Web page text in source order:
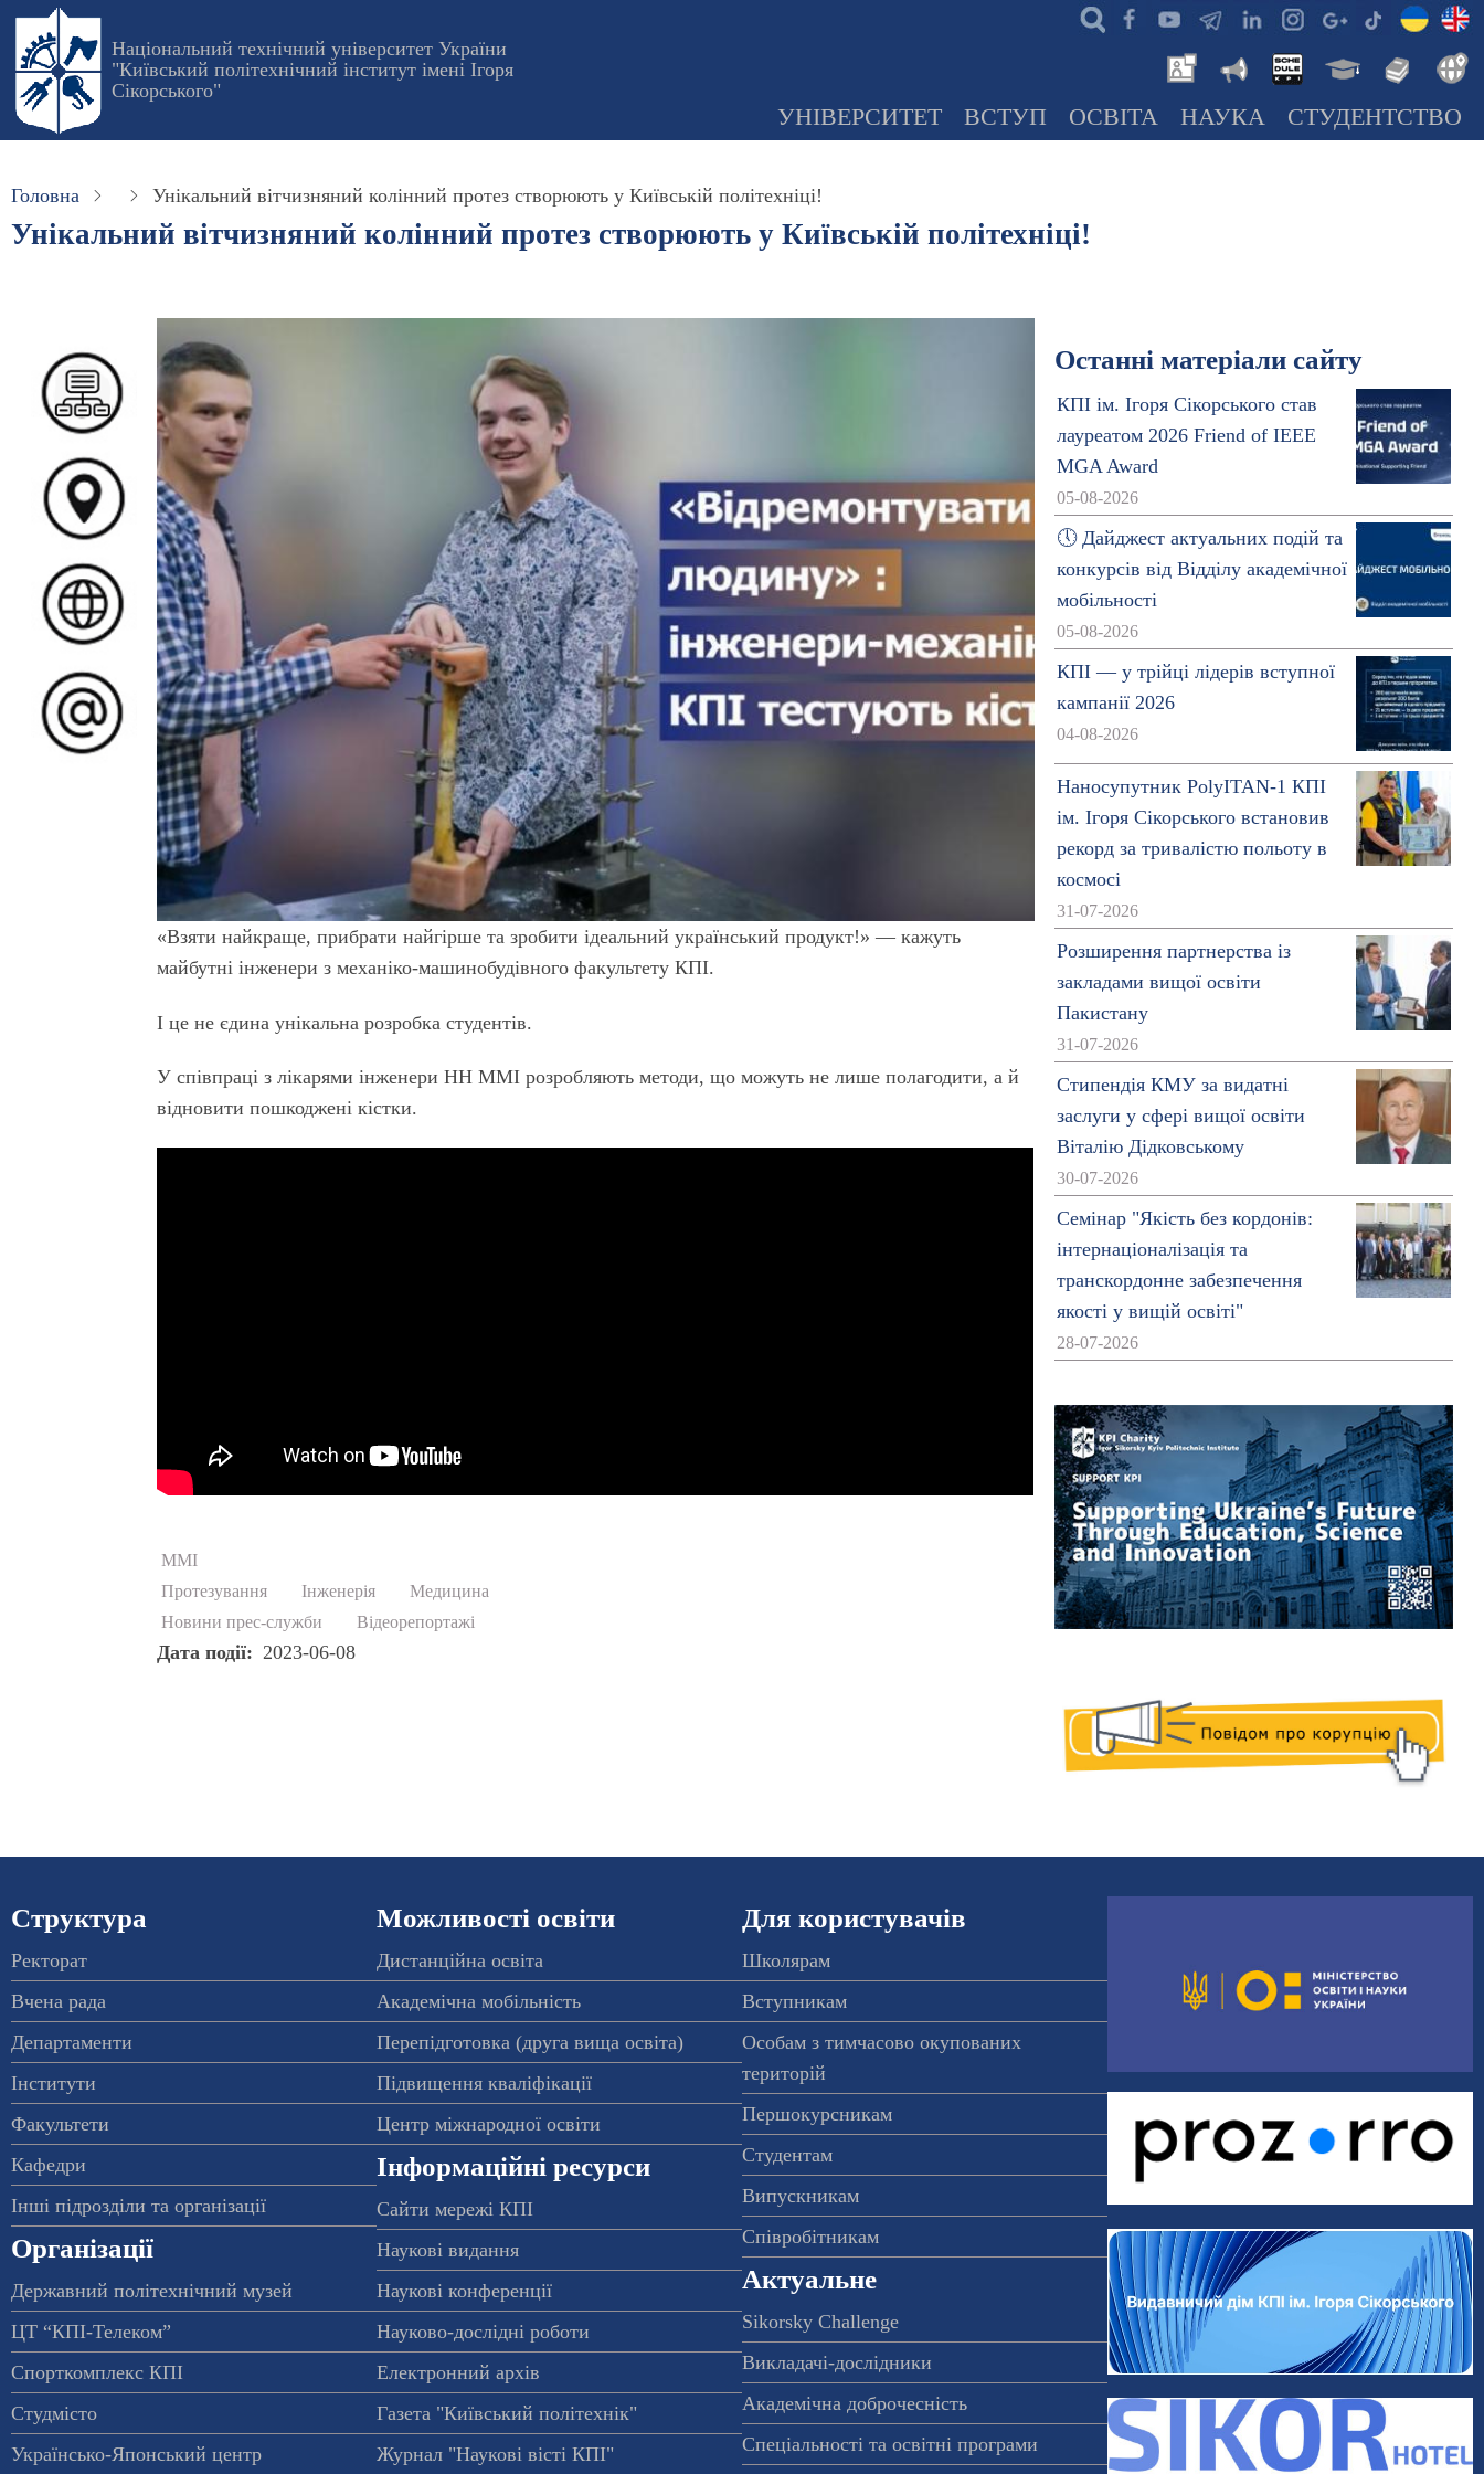
Перейти
основного
вмісту
Національний технічний університет України
"Київський політехнічний інститут імені Ігоря
Сікорського"
УНІВЕРСИТЕТ ВСТУП ОСВІТА НАУКА СТУДЕНТСТВО
Головна Унікальний вітчизняний колінний протез створюють у Київській політехніці!
Унікальний вітчизняний колінний протез створюють у Київській політехніці!
«Взяти найкраще, прибрати найгірше та зробити ідеальний український продукт!» — кажуть
майбутні інженери з механіко-машинобудівного факультету КПІ.
І це не єдина унікальна розробка студентів.
У співпраці з лікарями інженери НН ММІ розробляють методи, що можуть не лише полагодити, а й
відновити пошкоджені кістки.
ММІ
Протезування
Інженерія
Медицина
Новини прес-служби
Відеорепортажі
Дата події 2023-06-08
Останні матеріали сайту
КПІ ім. Ігоря Сікорського став
лауреатом 2026 Friend of IEEE
MGA Award
05-08-2026
🕔 Дайджест актуальних подій та
конкурсів від Відділу академічної
мобільності
05-08-2026
КПІ — у трійці лідерів вступної
кампанії 2026
04-08-2026
Наносупутник PolyITAN-1 КПІ
ім. Ігоря Сікорського встановив
рекорд за тривалістю польоту в
космосі
31-07-2026
Розширення партнерства із
закладами вищої освіти
Пакистану
31-07-2026
Стипендія КМУ за видатні
заслуги у сфері вищої освіти
Віталію Дідковському
30-07-2026
Семінар "Якість без кордонів:
інтернаціоналізація та
транскордонне забезпечення
якості у вищій освіті"
28-07-2026
Структура
Ректорат
Вчена рада
Департаменти
Інститути
Факультети
Кафедри
Інші підрозділи та організації
Організації
Державний політехнічний музей
ЦТ “КПІ-Телеком”
Спорткомплекс КПІ
Студмісто
Українсько-Японський центр
Можливості освіти
Дистанційна освіта
Академічна мобільність
Перепідготовка (друга вища освіта)
Підвищення кваліфікації
Центр міжнародної освіти
Інформаційні ресурси
Сайти мережі КПІ
Наукові видання
Наукові конференції
Науково-дослідні роботи
Електронний архів
Газета "Київський політехнік"
Журнал "Наукові вісті КПІ"
Для користувачів
Школярам
Вступникам
Особам з тимчасово окупованих
територій
Першокурсникам
Студентам
Випускникам
Співробітникам
Актуальне
Sikorsky Challenge
Викладачі-дослідники
Академічна доброчесність
Спеціальності та освітні програми